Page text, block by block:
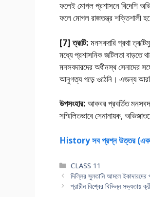
ফলেই মােগল প্রশাসনে বিদেশি
ফলে মােগল রাজতন্ত্র শক্তিশালী
[7] ত্রূটি: মনসবদারি প্রথা
মধ্যে প্রশাসনিক জটিলতা
মনসবদারদের অধীনস্থ সেনাদের
আনুগত্য গড়ে ওঠেনি। এজন্য
উপসংহার: আকবর প্রবর্তিত
সম্মিলিতভাবে সেনানায়ক,
History সব প্রশ্ন উত্তর
Categories
CLASS 11
দিল্লির সুলতানি আমলে
প্রাচীন বিশ্বের বিভিন্ন সভ্যতায়